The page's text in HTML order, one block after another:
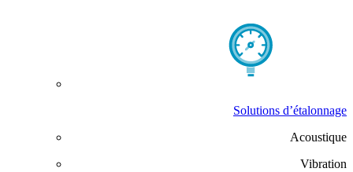
Solutions d’étalonnage
Acoustique
Vibration